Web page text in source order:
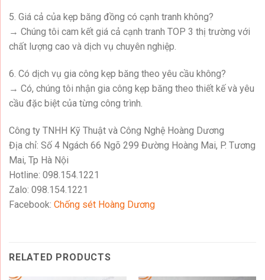
5. Giá cả của kẹp băng đồng có cạnh tranh không?
→ Chúng tôi cam kết giá cả cạnh tranh TOP 3 thị trường với
chất lượng cao và dịch vụ chuyên nghiệp.
6. Có dịch vụ gia công kẹp băng theo yêu cầu không?
→ Có, chúng tôi nhận gia công kẹp băng theo thiết kế và yêu
cầu đặc biệt của từng công trình.
Công ty TNHH Kỹ Thuật và Công Nghệ Hoàng Dương
Địa chỉ: Số 4 Ngách 66 Ngõ 299 Đường Hoàng Mai, P. Tương
Mai, Tp Hà Nội
Hotline: 098.154.1221
Zalo: 098.154.1221
Facebook: Chống sét Hoàng Dương
RELATED PRODUCTS